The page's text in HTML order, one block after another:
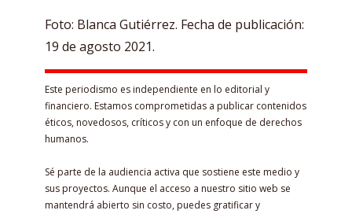
Foto: Blanca Gutiérrez. Fecha de publicación:
19 de agosto 2021.
Este periodismo es independiente en lo editorial y
financiero. Estamos comprometidas a publicar contenidos
éticos, novedosos, críticos y con un enfoque de derechos
humanos.
Sé parte de la audiencia activa que sostiene este medio y
sus proyectos. Aunque el acceso a nuestro sitio web se
mantendrá abierto sin costo, puedes gratificar y